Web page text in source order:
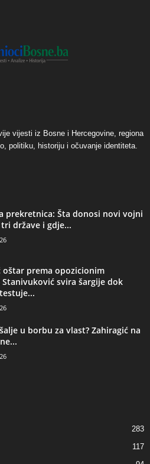
vijesti iz Bosne i Hercegovine, regiona
politiku, historiju i očuvanje identiteta.
prekretnica: Šta donosi novi vojni
države i gdje...
oštar prema opozicionim
Stanivuković svira šargije dok
u borbu za vlast? Zahiragić na
283
117